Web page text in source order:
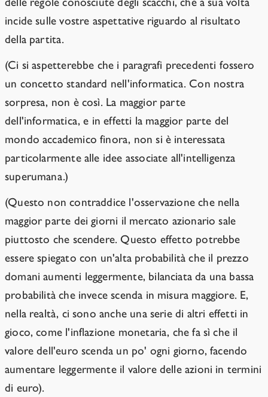
incide sulle vostre aspettative riguardo al risultato
della partita.
(Ci si aspetterebbe che i paragrafi precedenti fossero
un concetto standard nell'informatica. Con nostra
sorpresa, non è così. La maggior parte
dell'informatica, e in effetti la maggior parte del
mondo accademico finora, non si è interessata
particolarmente alle idee associate all'intelligenza
superumana.)
(Questo non contraddice l'osservazione che nella
maggior parte dei giorni il mercato azionario sale
piuttosto che scendere. Questo effetto potrebbe
essere spiegato con un'alta probabilità che il prezzo
domani aumenti leggermente, bilanciata da una bassa
probabilità che invece scenda in misura maggiore. E,
nella realtà, ci sono anche una serie di altri effetti in
gioco, come l'inflazione monetaria, che fa sì che il
valore dell'euro scenda un po' ogni giorno, facendo
aumentare leggermente il valore delle azioni in termini
di euro).